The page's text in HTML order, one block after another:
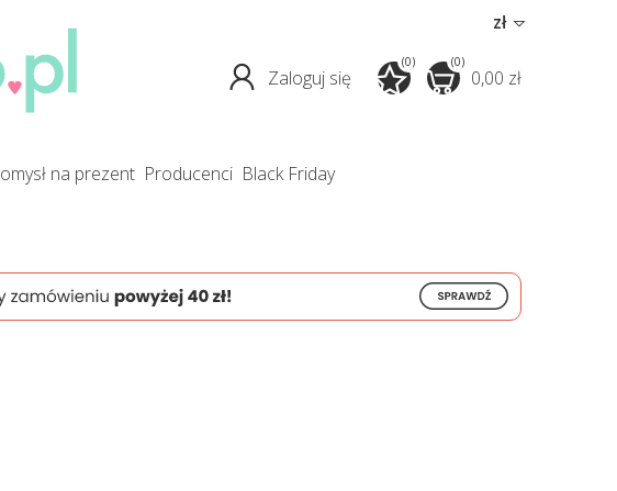
zł
(0)
0,00 zł
Zaloguj się
(0)
pomysł na prezent producenci Black Friday